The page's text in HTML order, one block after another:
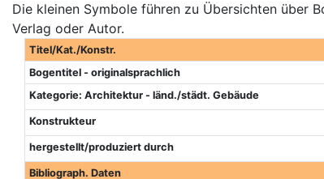
Die kleinen Symbole führen zu Übersichten über
Verlag oder Autor.
Titel/Kat./Konstr.
Bogentitel - originalsprachlich
Kategorie: Architektur - länd./städt. Gebäude
Konstrukteur
hergestellt/produziert durch
Bibliograph. Daten